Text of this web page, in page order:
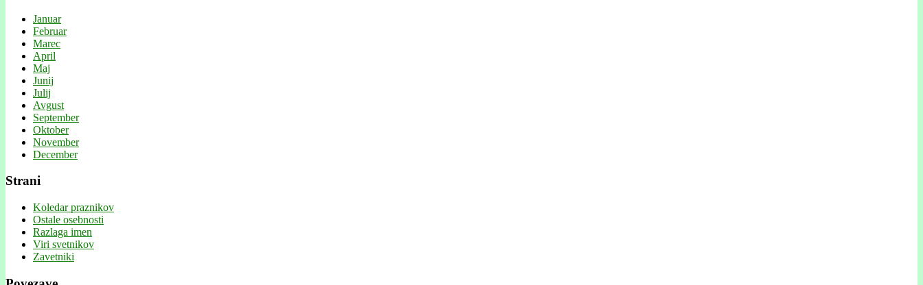
Januar
Februar
Marec
April
Maj
Junij
Julij
Avgust
September
Oktober
November
December
Strani
Koledar praznikov
Ostale osebnosti
Razlaga imen
Viri svetnikov
Zavetniki